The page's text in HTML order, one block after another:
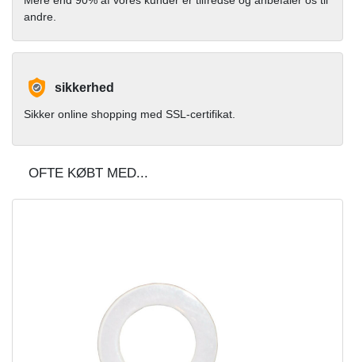
andre.
sikkerhed
Sikker online shopping med SSL-certifikat.
OFTE KØBT MED...